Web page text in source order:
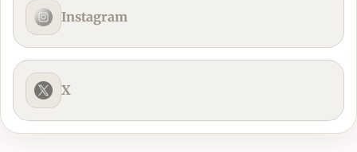
Instagram
X